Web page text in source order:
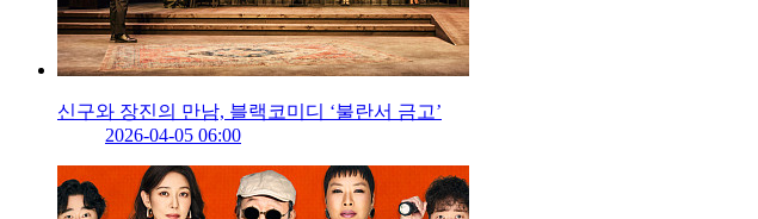
신구와 장진의 만남, 블랙코미디 ‘불란서 금고’
2026-04-05 06:00